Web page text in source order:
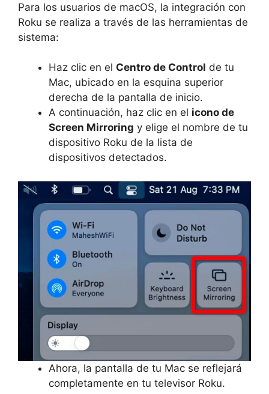
Para los usuarios de macOS, la integración con
Roku se realiza a través de las herramientas de
sistema:
Haz clic en el Centro de Control de tu
Mac, ubicado en la esquina superior
derecha de la pantalla de inicio.
A continuación, haz clic en el icono de
Screen Mirroring y elige el nombre de tu
dispositivo Roku de la lista de
dispositivos detectados.
Ahora, la pantalla de tu Mac se reflejará
completamente en tu televisor Roku.